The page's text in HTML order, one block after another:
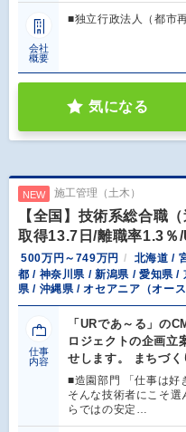
会社
概要
■独立行政法人（都市
気になる
NEW 施工管理（土木）
【全国】技術系総合職
取得13.7日/離職率1.3％
500万円～749万円
北海道 /
都 / 神奈川県 / 新潟県 / 愛知県 /
県 / 沖縄県 / オセアニア（オー
仕事
内容
「URであ～る」の
ロジェクトの企画立
せします。 まちづく
■造園部門 「仕事は好
そんな技術者にこそ
らではの安定…